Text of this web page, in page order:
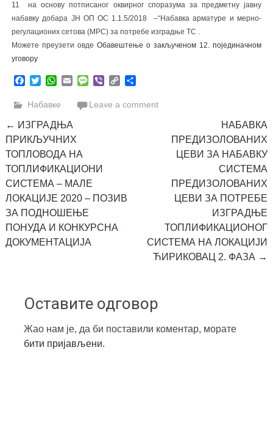
11 на основу потписаног оквирног споразума за предметну јавну
набавку добара ЈН ОП ОС 1.1.5/2018 –“Набавка арматуре и мерно-
регулационих сетова (МРС) за потребе изградње ТС .
Можете преузети овде Oбавештење о закљученом 12. појединачном
уговору
Facebook
TwitterWhatsApp
EmailMessage
ViberCopy
Набавке Leave a comment
Post
navigation
← ИЗГРАДЊА
ПРИКЉУЧНИХ
ТОПЛОВОДА НА
ТОПЛИФИКАЦИОНИ
СИСТЕМА – МАЛЕ
ЛОКАЦИЈЕ 2020 – ПОЗИВ
ЗА ПОДНОШЕЊЕ
ПОНУДА И КОНКУРСНА
ДОКУМЕНТАЦИЈА
НАБАВКА
ПРЕДИЗОЛОВАНИХ
ЦЕВИ ЗА НАБАВКУ
СИСТЕМА
ПРЕДИЗОЛОВАНИХ
ЦЕВИ ЗА ПОТРЕБЕ
ИЗГРАДЊЕ
ТОПЛИФИКАЦИОНОГ
СИСТЕМА НА ЛОКАЦИЈИ
ЋИРИКОВАЦ 2. ФАЗА →
Оставите одговор
Жао нам је, да би поставили коментар, морате
бити пријављени.